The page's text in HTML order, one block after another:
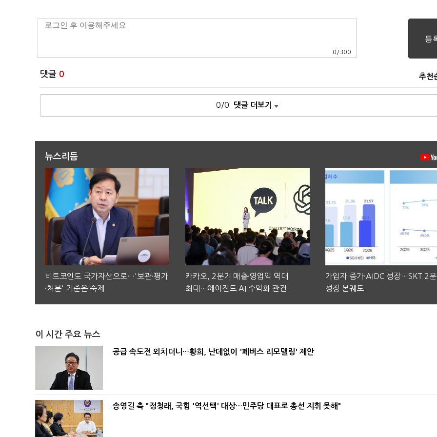
0 /300
댓글 0 추천
0/0 댓글 더보기
뉴스리듬
비트코인도 국가자산으로…'보관·평가
·처분' 기준은 숙제
카카오, 2분기 매출·영업익 역대
최대…에이전트 AI 수익화 관건
가입자 증가·AIDC 성장…SKT 2
성장 본궤도
이 시간 주요 뉴스
공급 속도전 외치더니…황희, 난데없이 '폐버스 리모델링' 제안
송영길 측 "정청래, 국힘 '역선택' 대상…민주당 대표로 총선 지휘 못해"